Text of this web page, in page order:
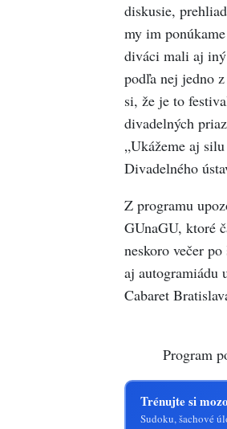
diskusie,
my im
diváci mali aj iný
podľa nej jedno
si, že je to
divadelných
„Ukážeme aj
Divadelného
Z programu
GUnaGU, ktoré
neskoro večer
aj autogramiádu
Cabaret
Program
Trénujte si
Sudoku, šachové